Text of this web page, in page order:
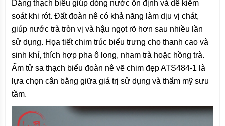
Dáng thạch biểu giúp dòng nước ổn định và dễ kiểm
soát khi rót. Đất đoàn nê có khả năng làm dịu vị chát,
giúp nước trà tròn vị và hậu ngọt rõ hơn sau nhiều lần
sử dụng. Họa tiết chim trúc biểu trưng cho thanh cao và
sinh khí, thích hợp pha ô long, nham trà hoặc hồng trà.
Ấm tử sa thạch biểu đoàn nê vẽ chim đẹp ATS484-1 là
lựa chọn cân bằng giữa giá trị sử dụng và thẩm mỹ sưu
tầm.